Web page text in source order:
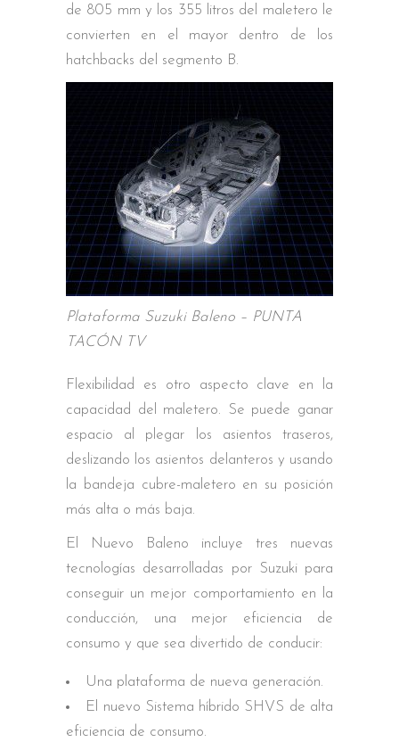
de 805 mm y los 355 litros del maletero le
convierten en el mayor dentro de los
hatchbacks del segmento B.
Plataforma Suzuki Baleno – PUNTA
TACÓN TV
Flexibilidad es otro aspecto clave en la
capacidad del maletero. Se puede ganar
espacio al plegar los asientos traseros,
deslizando los asientos delanteros y usando
la bandeja cubre-maletero en su posición
más alta o más baja.
El Nuevo Baleno incluye tres nuevas
tecnologías desarrolladas por Suzuki para
conseguir un mejor comportamiento en la
conducción, una mejor eficiencia de
consumo y que sea divertido de conducir:
Una plataforma de nueva generación.
El nuevo Sistema híbrido SHVS de alta
eficiencia de consumo.